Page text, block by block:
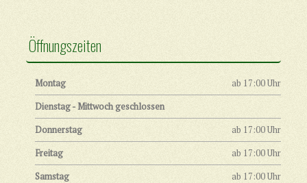
Öffnungszeiten
Montag
ab 17:00 Uhr
Dienstag - Mittwoch geschlossen
Donnerstag
ab 17:00 Uhr
Freitag
ab 17:00 Uhr
Samstag
ab 17:00 Uhr